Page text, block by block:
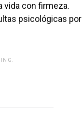
vida con firmeza.
psicológicas por